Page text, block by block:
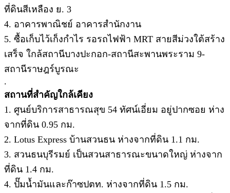
ที่ดินสีเหลือง ย. 3
4. อาคารพาณิชย์ อาคารสำนักงาน
5. ซื้อเก็บไว้เก็งกำไร รอรถไฟฟ้า MRT สายสีม่วงใต้สร้าง
เสร็จ ใกล้สถานีบางปะกอก-สถานีสะพานพระราม 9-
สถานีราษฎร์บูรณะ
.
สถานที่สำคัญใกล้เคียง
1. ศูนย์บริการสาธารณสุข 54 ทัศน์เอี่ยม อยู่ปากซอย ห่าง
จากที่ดิน 0.95 กม.
2. Lotus Express บ้านสวนธน ห่างจากที่ดิน 1.1 กม.
3. สวนธนบุรีรมย์ เป็นสวนสาธารณะขนาดใหญ่ ห่างจาก
ที่ดิน 1.4 กม.
4. ปั๊มน้ำมันและก๊าซปตท. ห่างจากที่ดิน 1.5 กม.